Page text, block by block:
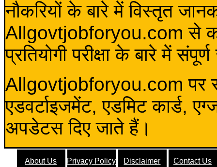
नौकरियों के बारे में विस्तृत
Allgovtjobforyou.com से कोई
प्रतियोगी परीक्षा के बारे में
Allgovtjobforyou.com पर
एडवर्टाइजमेंट, एडमिट कार्ड,
अपडेटस दिए जाते हैं।
About Us Privacy Policy Disclaimer Contact Us